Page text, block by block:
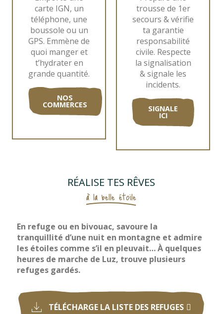
carte IGN, un
téléphone, une
boussole ou un
GPS. Emmène de
quoi manger et
t’hydrater en
grande quantité.
NOS
COMMERCES
trousse de 1er
secours & vérifie
ta garantie
responsabilité
civile. Respecte
la signalisation
& signale les
incidents.
SIGNALE
ICI
RÉALISE TES RÊVES
à la belle étoile
En refuge ou en bivouac, savoure la
tranquillité d’une nuit en montagne et admire
les étoiles comme s’il en pleuvait… À quelques
heures de marche de Luz, trouve plusieurs
refuges gardés.
TÉLÉCHARGE LA LISTE DES REFUGES